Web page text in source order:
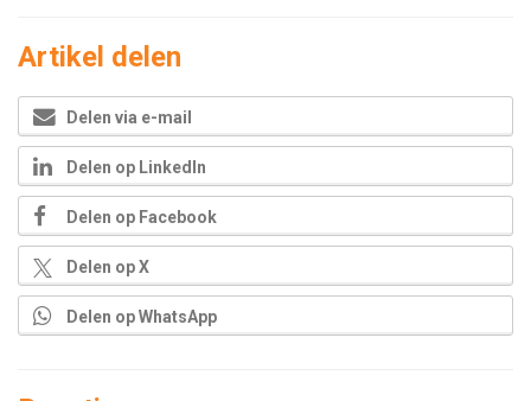
Artikel delen
Delen via e-mail
Delen op LinkedIn
Delen op Facebook
Delen op X
Delen op WhatsApp